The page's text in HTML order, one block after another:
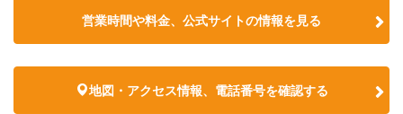
営業時間や料金、公式サイトの情報を見る
地図・アクセス情報、電話番号を確認する